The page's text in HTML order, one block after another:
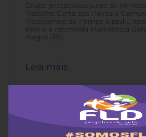
Grupo protocolou junto ao
Trabalho Carta dos Povos e
Tradicionais do Pampa e pediu
Kédi e à retomada Multiétnica
Alegre (RS).
Leia mais
ANTERIORES